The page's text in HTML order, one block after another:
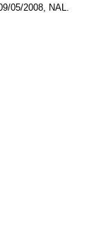
05/2008, NAL.